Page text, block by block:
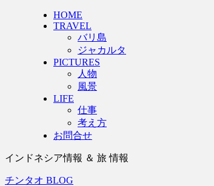
HOME
TRAVEL
バリ島
ジャカルタ
PICTURES
人物
風景
LIFE
仕事
考え方
お問合せ
インドネシア情報 ＆ 旅 情報
チンタオ BLOG